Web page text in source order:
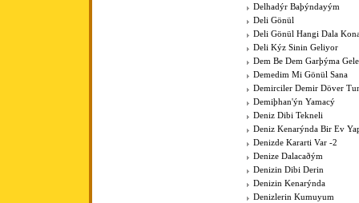
Delhadýr Baþýndayým
Deli Gönül
Deli Gönül Hangi Dala
Deli Kýz Sinin Geliyor
Dem Be Dem Garþýma
Demedim Mi Gönül Sana
Demirciler Demir Döver
Demiþhan'ýn Yamacý
Deniz Dibi Tekneli
Deniz Kenarýnda Bir Ev
Denizde Kararti Var -2
Denize Dalacaðým
Denizin Dibi Derin
Denizin Kenarýnda
Denizlerin Kumuyum